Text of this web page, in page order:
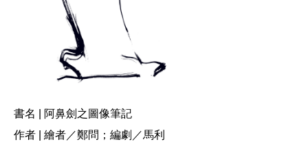
書名 | 阿鼻劍之圖像筆記
作者 | 繪者／鄭問；編劇／馬利